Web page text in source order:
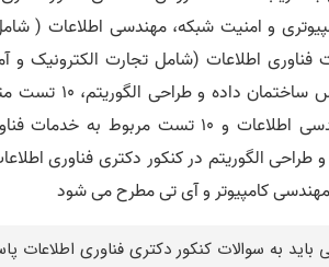
و امنیت شبکه، مهندسی اطلاعات ( شامل
متعلق به مهندسی اطلاعات و 10
طراحی الگوریتم در کنکور دکتری فناوری
مهندسی کامپیوتر و آی تی مطرح می شود
باید به سوالات کنکور دکتری فناوری اطلاعات